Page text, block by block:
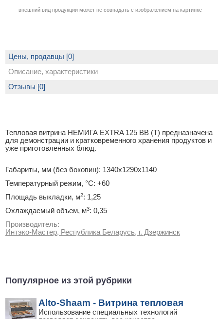
внешний вид продукции может не совпадать с изображением на картинке
Цены, продавцы [0]
Описание, характеристики
Тепловая витрина НЕМИГА EXTRA 125 ВВ (Т) предназначена
для демонстрации и кратковременного хранения продуктов и
уже приготовленных блюд.
Габариты, мм (без боковин): 1340х1290х1140
Температурный режим, °С: +60
Площадь выкладки, м2: 1,25
Охлаждаемый объем, м3: 0,35
Производитель:
Интэко-Мастер, Республика Беларусь, г. Дзержинск
Отзывы [0]
Популярное из этой рубрики
Alto-Shaam - Витрина тепловая
Использование специальных технологий